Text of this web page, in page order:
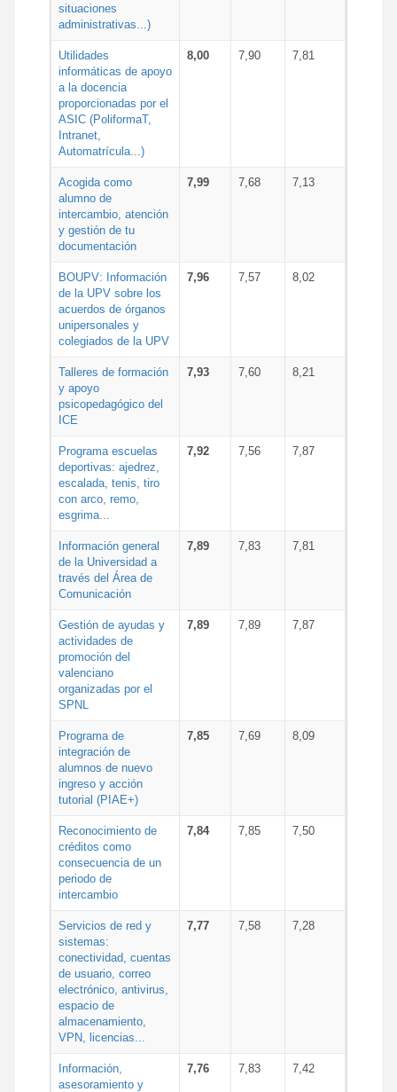
situaciones
administrativas...)
Utilidades
informáticas de apoyo
a la docencia
proporcionadas por el
ASIC (PoliformaT,
Intranet,
Automatrícula...)
8,00 7,90 7,81
Acogida como
alumno de
intercambio, atención
y gestión de tu
documentación
7,99 7,68 7,13
BOUPV: Información
de la UPV sobre los
acuerdos de órganos
unipersonales y
colegiados de la UPV
7,96 7,57 8,02
Talleres de formación
y apoyo
psicopedagógico del
ICE
7,93 7,60 8,21
Programa escuelas
deportivas: ajedrez,
escalada, tenis, tiro
con arco, remo,
esgrima...
7,92 7,56 7,87
Información general
de la Universidad a
través del Área de
Comunicación
7,89 7,83 7,81
Gestión de ayudas y
actividades de
promoción del
valenciano
organizadas por el
SPNL
7,89 7,89 7,87
Programa de
integración de
alumnos de nuevo
ingreso y acción
tutorial (PIAE+)
7,85 7,69 8,09
Reconocimiento de
créditos como
consecuencia de un
periodo de
intercambio
7,84 7,85 7,50
Servicios de red y
sistemas:
conectividad, cuentas
de usuario, correo
electrónico, antivirus,
espacio de
almacenamiento,
VPN, licencias...
7,77 7,58 7,28
Información,
asesoramiento y
7,76 7,83 7,42